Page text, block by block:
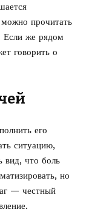
прочитать
Если же рядом
говорить о
его
ситуацию,
вид, что боль
но
— честный